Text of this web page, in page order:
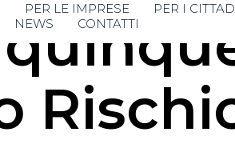
PER LE IMPRESE
PER I
NEWS CONTATTI